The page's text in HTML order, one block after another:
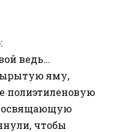
ведь…
яму,
полиэтиленовую
освящающую
чтобы